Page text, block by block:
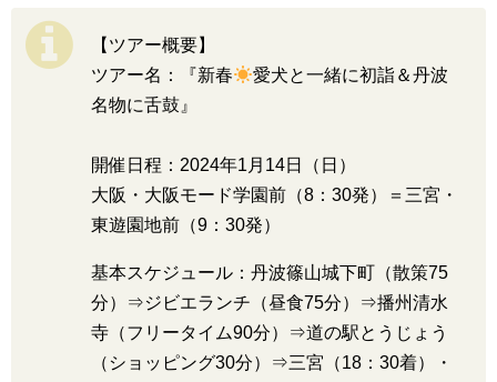
【ツアー概要】
ツアー名：『新春
愛犬と一緒に初詣＆丹波
名物に舌鼓』
開催日程：2024年1月14日（日）
大阪・大阪モード学園前（8：30発）＝三宮・
東遊園地前（9：30発）
基本スケジュール：丹波篠山城下町（散策75
分）⇒ジビエランチ（昼食75分）⇒播州清水
寺（フリータイム90分）⇒道の駅とうじょう
（ショッピング30分）⇒三宮（18：30着）・